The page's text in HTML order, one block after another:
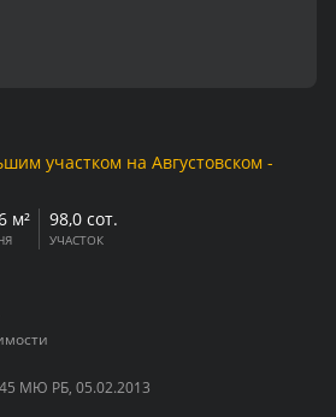
участком на Августовском -
м² 98,0 сот.
УЧАСТОК
МЮ РБ, 05.02.2013